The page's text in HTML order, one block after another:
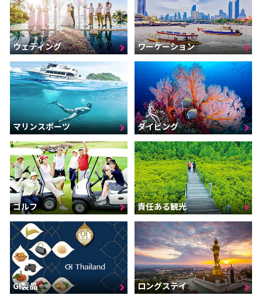
ウェディング ワーケーション
マリンスポーツ ダイビング
ゴルフ 責任ある観光
GI製品 ロングステイ